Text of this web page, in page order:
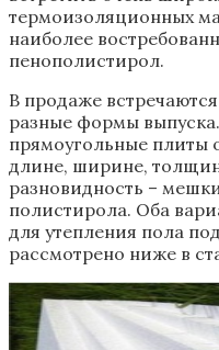
термоизоляционных
наиболее
пенополистирол.
В продаже
разные формы
прямоугольные плиты
длине, ширине,
разновидность –
полистирола. Оба
для утепления пола
рассмотрено ниже в